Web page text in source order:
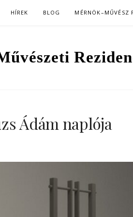
HÍREK BLOG MÉRNÖK–MŰVÉSZ
Ádám naplója